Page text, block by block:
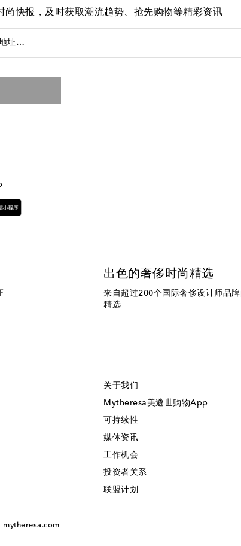
尚快报，及时获取潮流趋势、抢先购物等精彩资讯
址…
出色的奢侈时尚精选
来自超过200个国际奢侈设计师品
精选
关于我们
Mytheresa美遴世购物App
可持续性
媒体资讯
工作机会
投资者关系
联盟计划
mytheresa.com